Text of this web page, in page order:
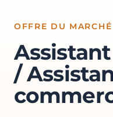
OFFRE DU
/